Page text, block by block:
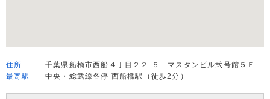
住所
千葉県船橋市西船４丁目２２-５ マスタンビル弐号館５Ｆ
最寄駅
中央・総武線各停 西船橋駅（徒歩2分）